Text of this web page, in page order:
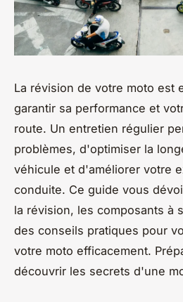
La révision de votre moto est
garantir sa performance et
route. Un entretien régulier
problèmes, d'optimiser la
véhicule et d'améliorer votre
conduite. Ce guide vous
la révision, les composants à
des conseils pratiques pour
votre moto efficacement.
découvrir les secrets d'une